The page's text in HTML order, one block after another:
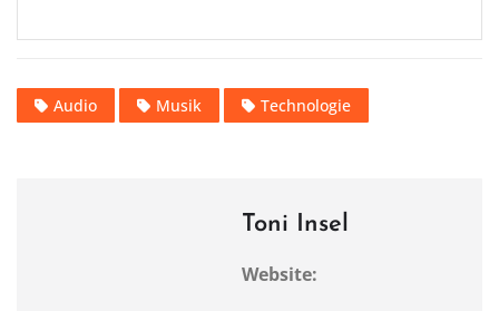
Audio Musik Technologie
Toni Insel
Website: